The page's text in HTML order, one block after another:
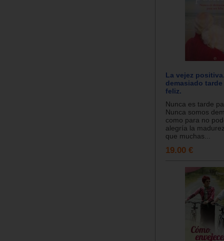
La vejez
demasiado
feliz.
Nunca es tarde
Nunca somos
como para no
alegría la
que muchas...
19.00 €